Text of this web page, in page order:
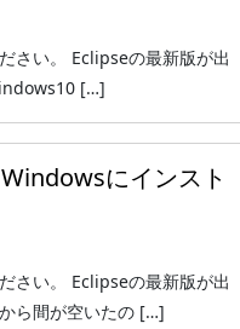
さい。 Eclipseの最新版が出
[…]
にインスト
さい。 Eclipseの最新版が出
ら間が空いたの […]